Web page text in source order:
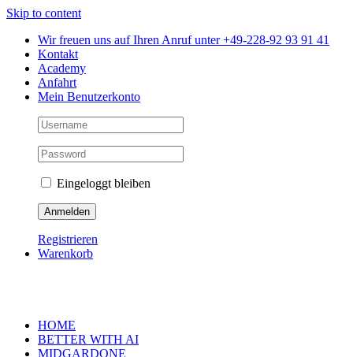
Skip to content
Wir freuen uns auf Ihren Anruf unter +49-228-92 93 91 41
Kontakt
Academy
Anfahrt
Mein Benutzerkonto
Eingeloggt bleiben
Registrieren
Warenkorb
HOME
BETTER WITH AI
MIDGARDONE